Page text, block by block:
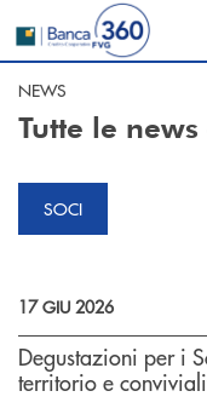
Salta al contenuto principale
NEWS
Tutte le news
SOCI
17 GIU 2026
Degustazioni per i
territorio e